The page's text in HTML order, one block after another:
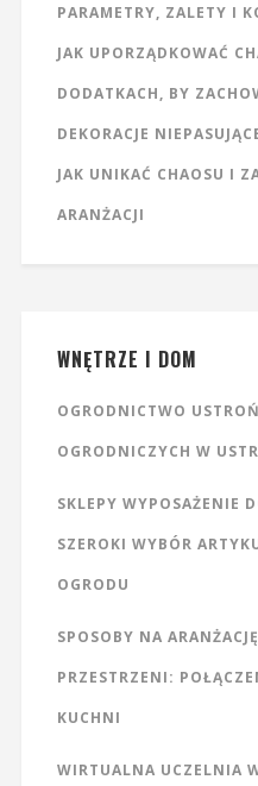
PARAMETRY, ZALETY I
JAK UPORZĄDKOWAĆ
DODATKACH, BY
DEKORACJE
JAK UNIKAĆ CHAOSU I
ARANŻACJI
WNĘTRZE I DOM
OGRODNICTWO
OGRODNICZYCH W
SKLEPY WYPOSAŻENIE
SZEROKI WYBÓR
OGRODU
SPOSOBY NA
PRZESTRZENI:
KUCHNI
WIRTUALNA UCZELNIA